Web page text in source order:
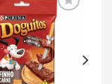
Adicionar
à lista de
desejos